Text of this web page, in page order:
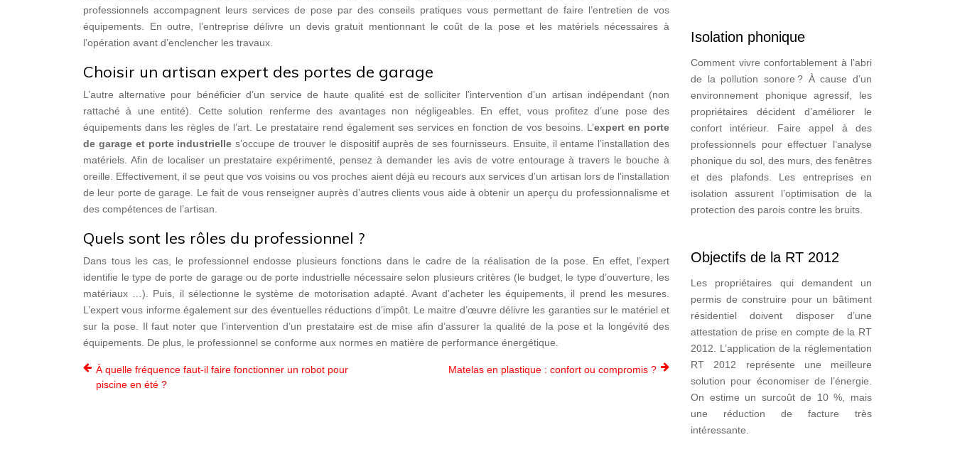
professionnels accompagnent leurs services de pose par des conseils pratiques vous permettant de faire l’entretien de vos
équipements. En outre, l’entreprise délivre un devis gratuit mentionnant le coût de la pose et les matériels nécessaires à
l’opération avant d’enclencher les travaux.
Choisir un artisan expert des portes de garage
L’autre alternative pour bénéficier d’un service de haute qualité est de solliciter l’intervention d’un artisan indépendant (non
rattaché à une entité). Cette solution renferme des avantages non négligeables. En effet, vous profitez d’une pose des
équipements dans les règles de l’art. Le prestataire rend également ses services en fonction de vos besoins. L’expert en porte
de garage et porte industrielle s’occupe de trouver le dispositif auprès de ses fournisseurs. Ensuite, il entame l’installation des
matériels. Afin de localiser un prestataire expérimenté, pensez à demander les avis de votre entourage à travers le bouche à
oreille. Effectivement, il se peut que vos voisins ou vos proches aient déjà eu recours aux services d’un artisan lors de l’installation
de leur porte de garage. Le fait de vous renseigner auprès d’autres clients vous aide à obtenir un aperçu du professionnalisme et
des compétences de l’artisan.
Quels sont les rôles du professionnel ?
Dans tous les cas, le professionnel endosse plusieurs fonctions dans le cadre de la réalisation de la pose. En effet, l’expert
identifie le type de porte de garage ou de porte industrielle nécessaire selon plusieurs critères (le budget, le type d’ouverture, les
matériaux …). Puis, il sélectionne le système de motorisation adapté. Avant d’acheter les équipements, il prend les mesures.
L’expert vous informe également sur des éventuelles réductions d’impôt. Le maitre d’œuvre délivre les garanties sur le matériel et
sur la pose. Il faut noter que l’intervention d’un prestataire est de mise afin d’assurer la qualité de la pose et la longévité des
équipements. De plus, le professionnel se conforme aux normes en matière de performance énergétique.
À quelle fréquence faut-il faire fonctionner un robot pour
piscine en été ?
Matelas en plastique : confort ou compromis ?
Isolation phonique
Comment vivre confortablement à l’abri
de la pollution sonore ? À cause d’un
environnement phonique agressif, les
propriétaires décident d’améliorer le
confort intérieur. Faire appel à des
professionnels pour effectuer l’analyse
phonique du sol, des murs, des fenêtres
et des plafonds. Les entreprises en
isolation assurent l’optimisation de la
protection des parois contre les bruits.
Objectifs de la RT 2012
Les propriétaires qui demandent un
permis de construire pour un bâtiment
résidentiel doivent disposer d’une
attestation de prise en compte de la RT
2012. L’application de la réglementation
RT 2012 représente une meilleure
solution pour économiser de l’énergie.
On estime un surcoût de 10 %, mais
une réduction de facture très
intéressante.